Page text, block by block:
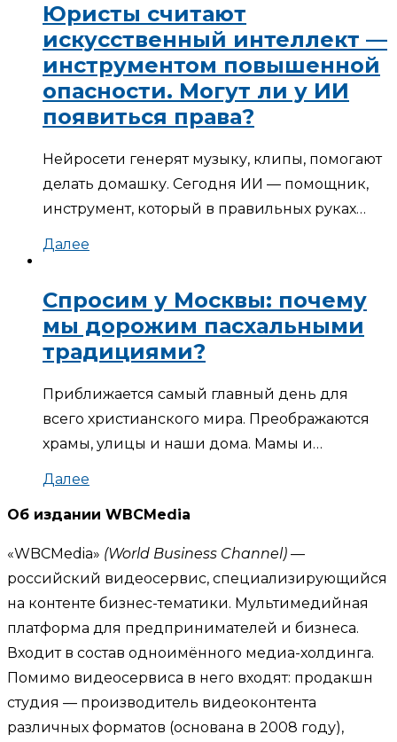
Юристы считают
искусственный интеллект —
инструментом повышенной
опасности. Могут ли у ИИ
появиться права?
Нейросети генерят музыку, клипы, помогают
делать домашку. Сегодня ИИ — помощник,
инструмент, который в правильных руках…
Далее
Спросим у Москвы: почему
мы дорожим пасхальными
традициями?
Приближается самый главный день для
всего христианского мира. Преображаются
храмы, улицы и наши дома. Мамы и…
Далее
Об издании WBCMedia
«WBCMedia» (World Business Channel) —
российский видеосервис, специализирующийся
на контенте бизнес-тематики. Мультимедийная
платформа для предпринимателей и бизнеса.
Входит в состав одноимённого медиа-холдинга.
Помимо видеосервиса в него входят: продакшн
студия — производитель видеоконтента
различных форматов (основана в 2008 году),